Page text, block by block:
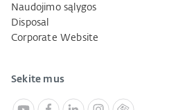
Naudojimo sąlygos
Disposal
Corporate Website
Sekite mus